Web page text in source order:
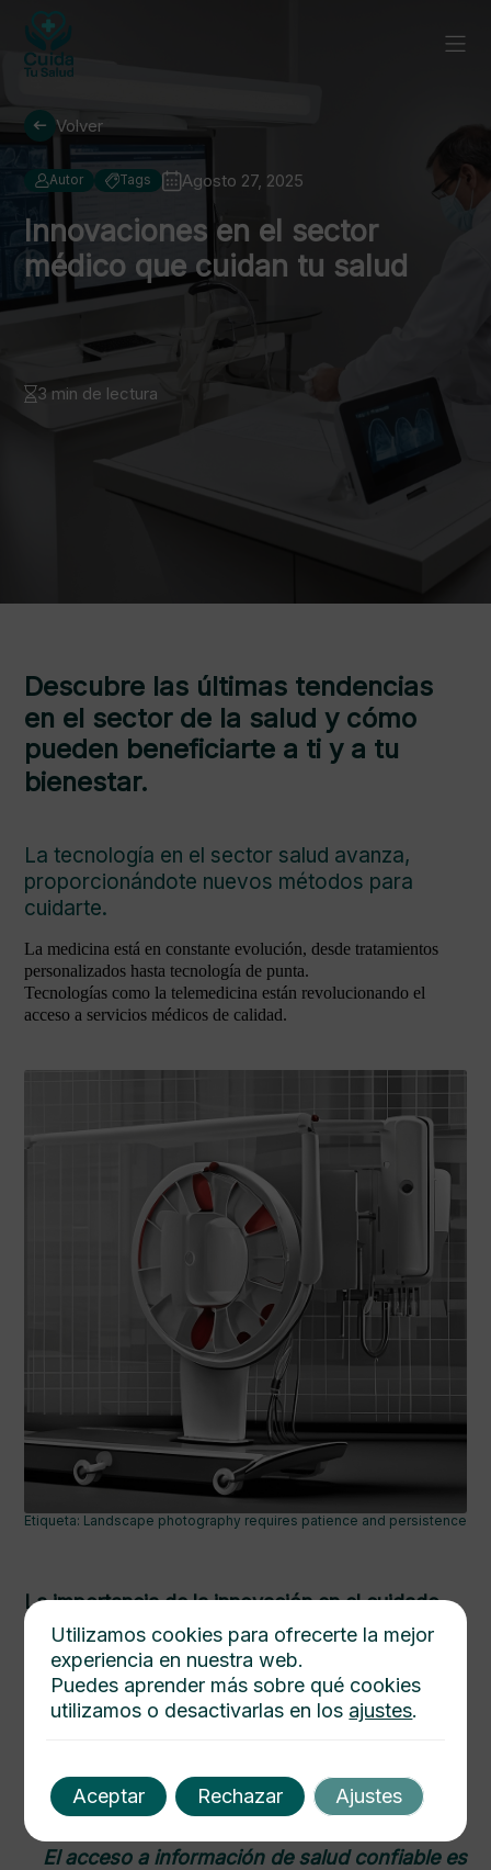
Volver
Autor Tags Agosto 27, 2025
Innovaciones en el sector
médico que cuidan tu salud
3 min de lectura
Descubre las últimas tendencias
en el sector de la salud y cómo
pueden beneficiarte a ti y a tu
bienestar.
La tecnología en el sector salud avanza,
proporcionándote nuevos métodos para
cuidarte.
La medicina está en constante evolución, desde tratamientos
personalizados hasta tecnología de punta.
Tecnologías como la telemedicina están revolucionando el
acceso a servicios médicos de calidad.
Etiqueta: Landscape photography requires patience and persistence
La importancia de la innovación en el cuidado
de la salud
Innovar en salud significa mejor calidad de vida para los
pacientes, un objetivo clave en el sector.
Desde nuevos medicamentos hasta herramientas diagnósticas,
Con los avances en salud, es más fácil prevenir enfermedades y
vivir mejor.
El acceso a información de salud confiable es
Utilizamos cookies para ofrecerte la mejor
experiencia en nuestra web.
Puedes aprender más sobre qué cookies
utilizamos o desactivarlas en los ajustes.
Aceptar Rechazar Ajustes